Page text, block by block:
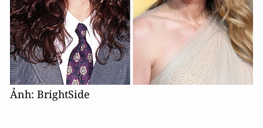
Ảnh: BrightSide